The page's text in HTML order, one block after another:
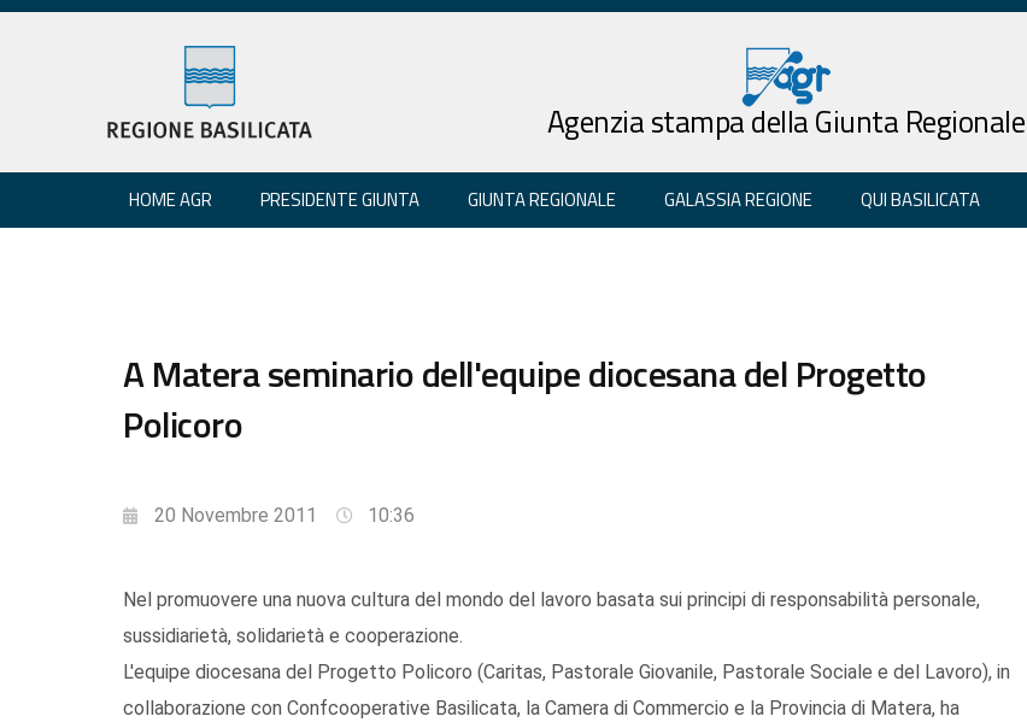
Agenzia stampa della Giunta Regionale
HOME AGR PRESIDENTE GIUNTA GIUNTA REGIONALE GALASSIA REGIONE QUI BASILICATA
A Matera seminario dell'equipe diocesana del Progetto
Policoro
20 Novembre 2011 10:36
Nel promuovere una nuova cultura del mondo del lavoro basata sui principi di responsabilità personale,
sussidiarietà, solidarietà e cooperazione.
L'equipe diocesana del Progetto Policoro (Caritas, Pastorale Giovanile, Pastorale Sociale e del Lavoro), in
collaborazione con Confcooperative Basilicata, la Camera di Commercio e la Provincia di Matera, ha